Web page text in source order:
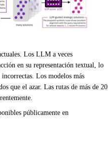
Los LLM a veces
en su representación textual, lo
Los modelos más
que el azar. Las rutas de más de 20
públicamente en